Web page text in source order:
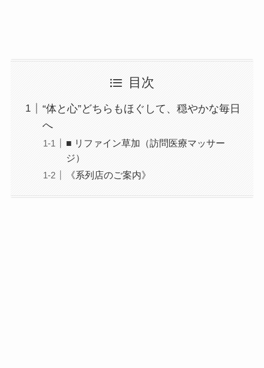
目次
“体と心”どちらもほぐして、穏やかな毎日
へ
■ リファイン草加（訪問医療マッサー
ジ）
《系列店のご案内》